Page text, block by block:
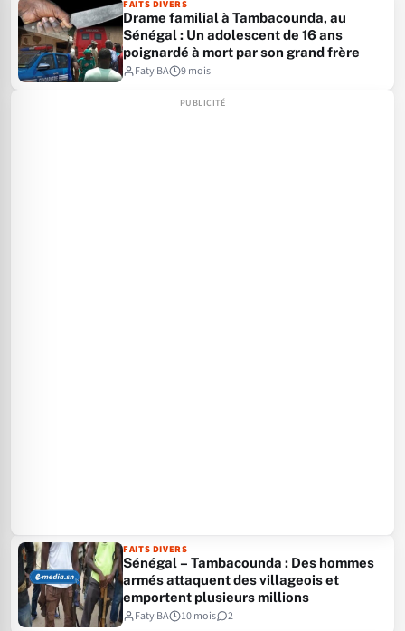
FAITS DIVERS
Drame familial à Tambacounda, au
Sénégal : Un adolescent de 16 ans
poignardé à mort par son grand frère
Faty BA
9 mois
FAITS DIVERS
Sénégal – Tambacounda : Des hommes
armés attaquent des villageois et
emportent plusieurs millions
Faty BA
10 mois 2